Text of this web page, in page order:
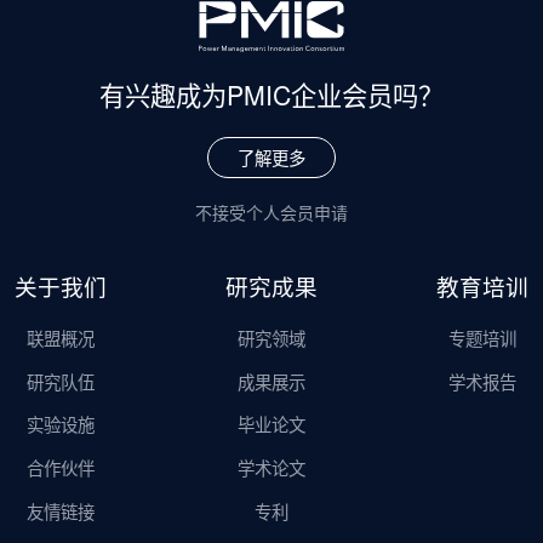
有兴趣成为PMIC企业会员吗？
了解更多
不接受个人会员申请
关于我们
联盟概况
研究队伍
实验设施
合作伙伴
友情链接
研究成果
研究领域
成果展示
毕业论文
学术论文
专利
教育培训
专题培训
学术报告